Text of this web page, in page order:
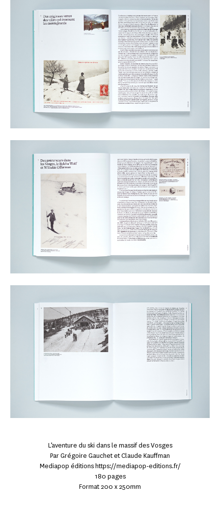
L’aventure du ski dans le massif des Vosges
Par Grégoire Gauchet et Claude Kauffman
Mediapop éditions https://mediapop-editions.fr/
180 pages
Format 200 x 250mm